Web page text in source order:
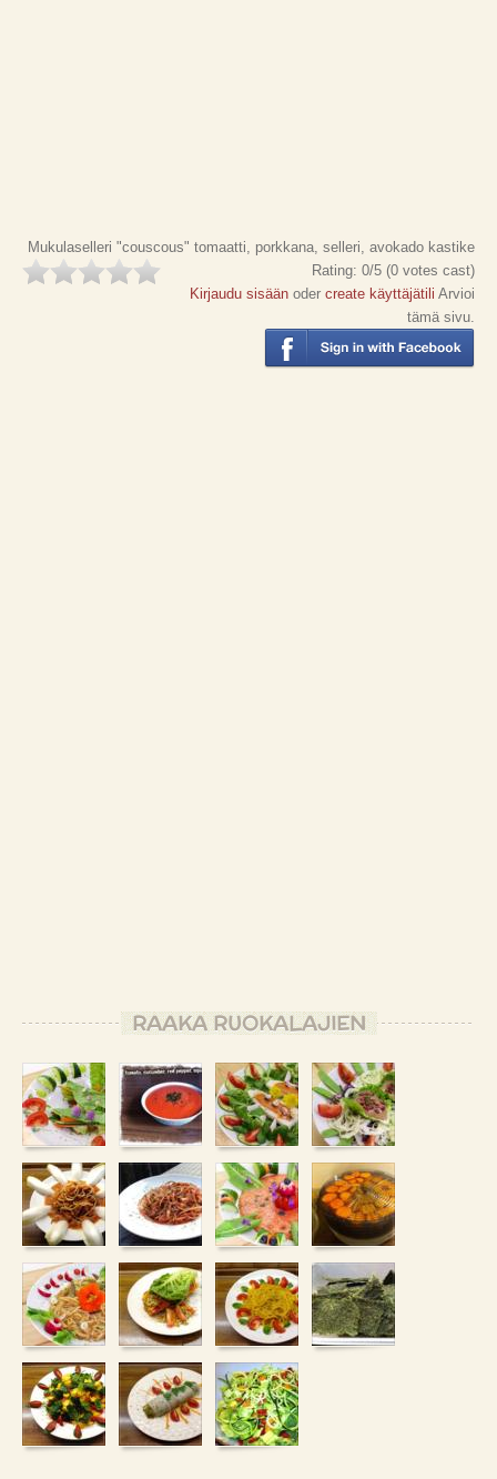
Mukulaselleri "couscous" tomaatti, porkkana, selleri, avokado kastike
Rating: 0/5 (0 votes cast)
Kirjaudu sisään oder create käyttäjätili Arvioi
tämä sivu.
RAAKA RUOKALAJIEN